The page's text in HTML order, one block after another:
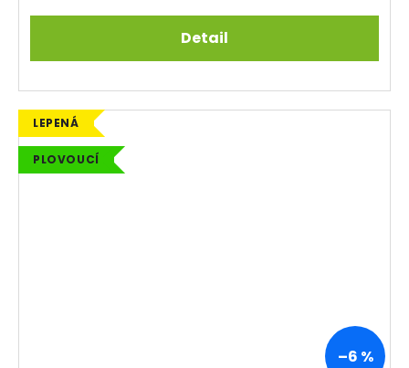
Detail
LEPENÁ
PLOVOUCÍ
–6 %